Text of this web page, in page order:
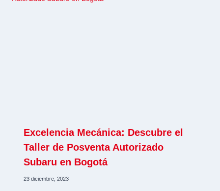
Excelencia Mecánica: Descubre el
Taller de Posventa Autorizado
Subaru en Bogotá
23 diciembre, 2023